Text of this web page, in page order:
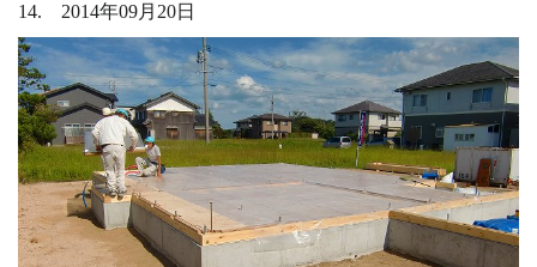
14. 2014年09月20日